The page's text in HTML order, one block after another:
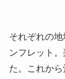
それぞれの
ンフレット
た。これか